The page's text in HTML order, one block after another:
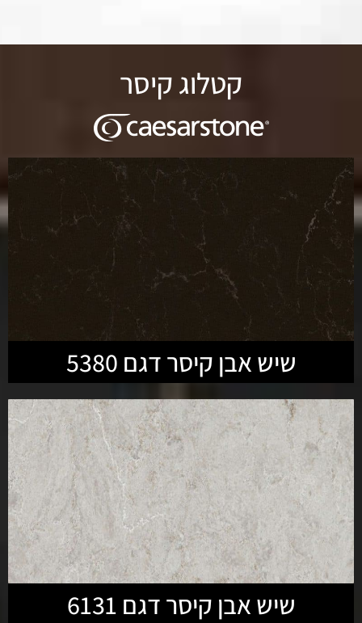
קטלוג קיסר
שיש אבן קיסר דגם 5380
שיש אבן קיסר דגם 6131